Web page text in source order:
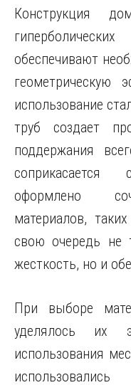
Конструкция
обеспечивают
геометрическую
использование
труб создает
поддержания
оформлено
материалов,
свою очередь не
жесткость, но и
При выборе
уделялось их
использования